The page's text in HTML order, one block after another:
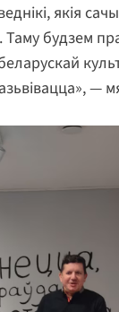
якія
будзем
—